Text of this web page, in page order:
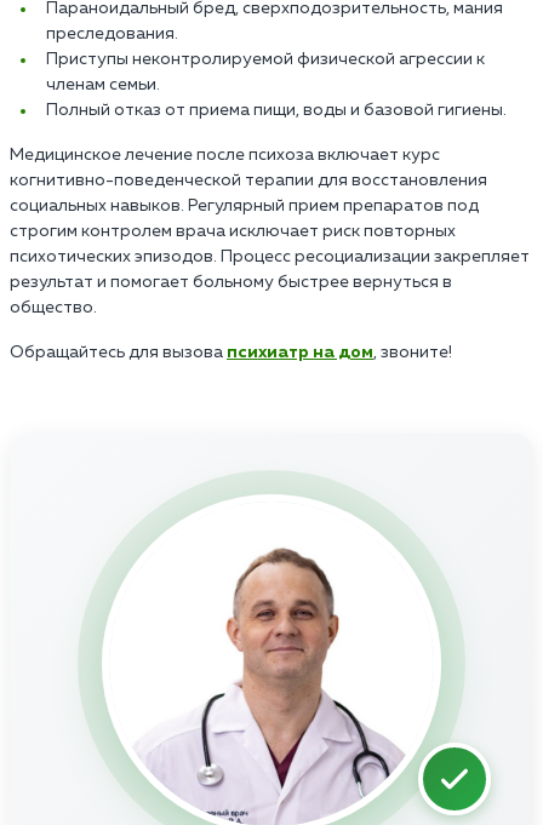
Параноидальный бред, сверхподозрительность, мания
преследования.
Приступы неконтролируемой физической агрессии к
членам семьи.
Полный отказ от приема пищи, воды и базовой гигиены.
Медицинское лечение после психоза включает курс
когнитивно-поведенческой терапии для восстановления
социальных навыков. Регулярный прием препаратов под
строгим контролем врача исключает риск повторных
психотических эпизодов. Процесс ресоциализации закрепляет
результат и помогает больному быстрее вернуться в
общество.
Обращайтесь для вызова психиатр на дом, звоните!